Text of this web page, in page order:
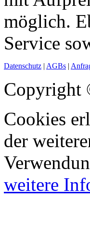
möglich.
Service
Datenschutz | AGBs |
Copyright
Cookies
der
weitere